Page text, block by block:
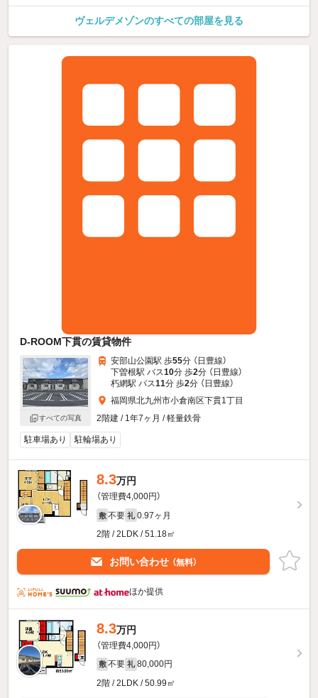
ヴェルデメゾンのすべての部屋を見る
D-ROOM下貫の賃貸物件
すべての写真
安部山公園駅 歩55分 （日豊線）
下曽根駅 バス10分 歩2分 （日豊線）
朽網駅 バス11分 歩2分 （日豊線）
福岡県北九州市小倉南区下貫1丁目
2階建 / 1年7ヶ月 / 軽量鉄骨
駐車場あり 駐輪場あり
8.3万円
（管理費4,000円）
敷 不要 礼 0.97ヶ月
2階 / 2LDK / 51.18㎡
お問い合わせ （無料）
ほか提供
8.3万円
（管理費4,000円）
敷 不要 礼 80,000円
2階 / 2LDK / 50.99㎡